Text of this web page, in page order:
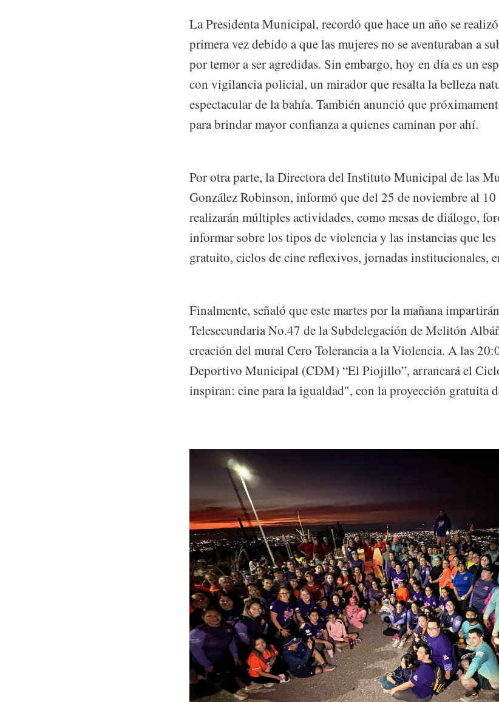
La Presidenta Municipal, recordó que hace un año se
primera vez debido a que las mujeres no se aventuraban a
por temor a ser agredidas. Sin embargo, hoy en día es un
con vigilancia policial, un mirador que resalta la belleza
espectacular de la bahía. También anunció que
para brindar mayor confianza a quienes caminan por ahí.
Por otra parte, la Directora del Instituto Municipal de las
González Robinson, informó que del 25 de noviembre al 10
realizarán múltiples actividades, como mesas de diálogo,
informar sobre los tipos de violencia y las instancias que
gratuito, ciclos de cine reflexivos, jornadas institucionales,
Finalmente, señaló que este martes por la mañana
Telesecundaria No.47 de la Subdelegación de Melitón
creación del mural Cero Tolerancia a la Violencia. A las
Deportivo Municipal (CDM) “El Piojillo”, arrancará el
inspiran: cine para la igualdad", con la proyección gratuita